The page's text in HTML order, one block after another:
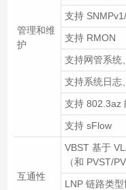
管理和维
护
支持
支持 RMON
支持网管系统
支持系统日志
支持 802.3az
支持 sFlow
互通性
VBST 基于
（和 PVST/
LNP 链路类型